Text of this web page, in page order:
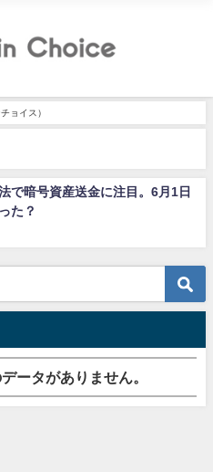
ョイス）
で暗号資産送金に注目。6月1日
た？
ータがありません。